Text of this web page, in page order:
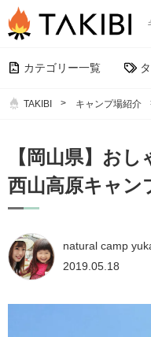
カテゴリー一覧
TAKIBI キャンプ場紹介
【岡山県】お
西山高原キャン
natural camp
2019.05.18